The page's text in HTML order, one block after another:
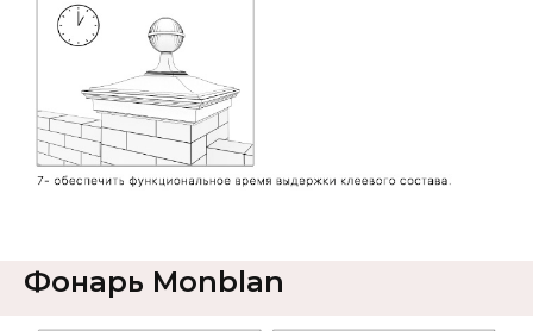
Фонарь Monblan